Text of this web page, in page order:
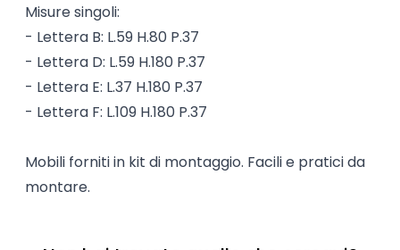
Misure singoli:
- Lettera B: L.59 H.80 P.37
- Lettera D: L.59 H.180 P.37
- Lettera E: L.37 H.180 P.37
- Lettera F: L.109 H.180 P.37
Mobili forniti in kit di montaggio. Facili e pratici da
montare.